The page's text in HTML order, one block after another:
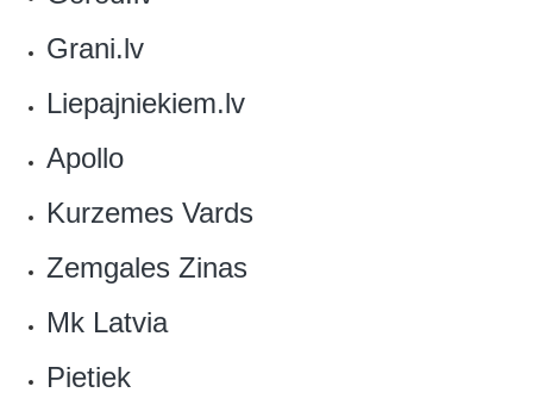
Grani.lv
‎Liepajniekiem.lv
Apollo‎
Kurzemes Vards‎
Zemgales Zinas
Mk Latvia
‎Pietiek